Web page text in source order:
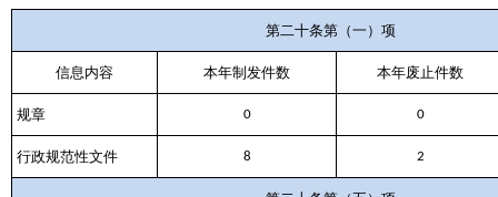
第二十条第（一）项
信息内容 本年制发件数 本年废止件数
规章 0 0
行政规范性文件 8 2